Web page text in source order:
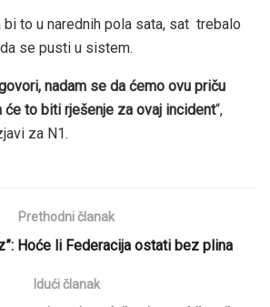
bi to u narednih pola sata, sat trebalo
se pusti u sistem.
nadam se da ćemo ovu priču
će to biti rješenje za ovaj incident“,
za N1.
Prethodni članak
Hoće li Federacija ostati bez plina
Idući članak